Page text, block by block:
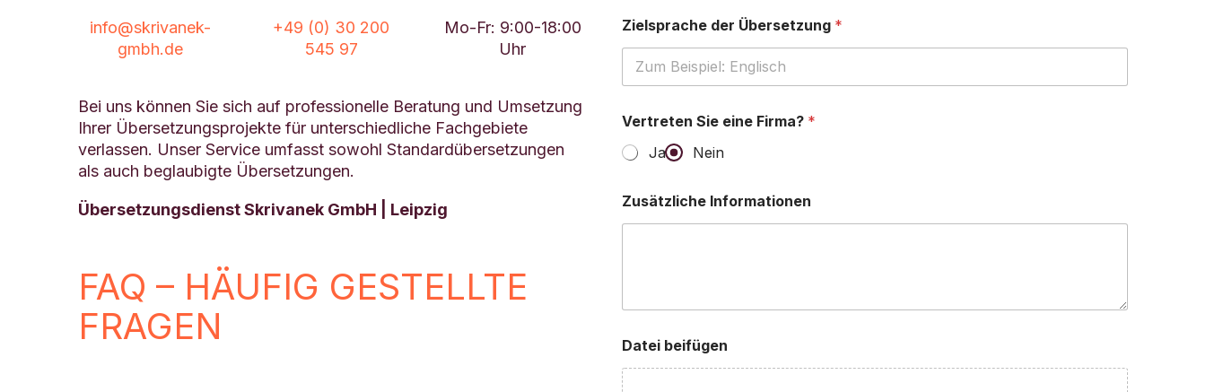
info@skrivanek-
gmbh.de
+49 (0) 30 200
545 97
Mo-Fr: 9:00-18:00
Uhr
Bei uns können Sie sich auf professionelle Beratung und Umsetzung
Ihrer Übersetzungsprojekte für unterschiedliche Fachgebiete
verlassen. Unser Service umfasst sowohl Standardübersetzungen
als auch beglaubigte Übersetzungen.
Übersetzungsdienst Skrivanek GmbH | Leipzig
FAQ – HÄUFIG GESTELLTE
FRAGEN
Zielsprache der Übersetzung *
Vertreten Sie eine Firma? *
Ja
Nein
Zusätzliche Informationen
Datei beifügen